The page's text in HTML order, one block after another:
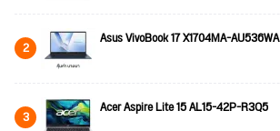
2 Asus VivoBook 17 X1704MA-AU536WA
3 Acer Aspire Lite 15 AL15-42P-R3Q5